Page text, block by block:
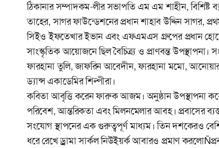
ঠিকানার সম্পাদকম-লীর সভাপতি এম এম শাহীন,
তাহের, সাগর ফাউন্ডেশনের প্রধান শাহাব উদ্দিন সাগর,
সিইও ইফতেখার ইভান এবং এফএমএস গ্রুপের প্রধান
সাংস্কৃতিক আয়োজনে ছিল বৈচিত্র্য ও প্রাণবন্ত
ফারহানা তুলি, জাফরিন আবেদীন, ফারহানা মমো,
ড্যান্স একাডেমির শিল্পীরা।
কবিতা আবৃত্তি করেন ফারুক আজম। অনুষ্ঠান উপস্থাপনা
পরিবেশ, আন্তরিকতা এবং মিলনমেলার আবহ। প্রবাসের
সংযোগ স্থাপনের এক গুরুত্বপূর্ণ মাধ্যম। তিন দশকেরও
ধরে রেখে ড্রামা সার্কল নিউইয়র্ক আবারও প্রমাণ